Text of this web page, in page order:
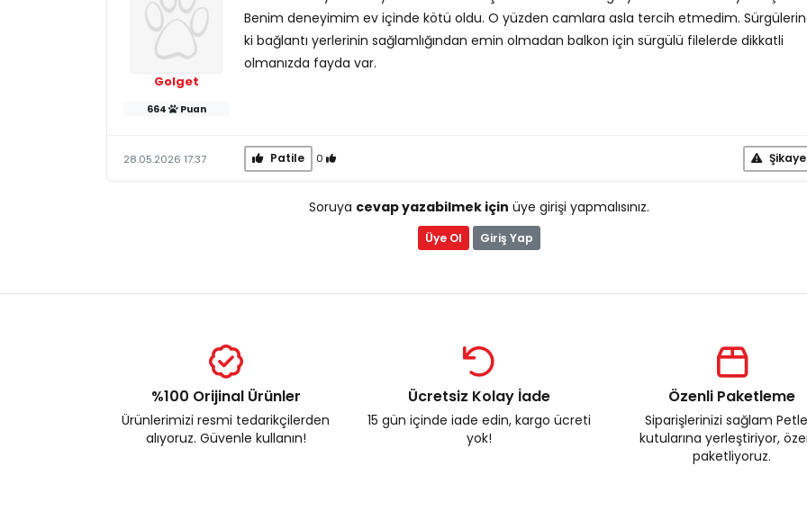
Golget
664 Puan
Benim deneyimim ev içinde kötü oldu. O yüzden camlara asla tercih etmedim.
ki bağlantı yerlerinin sağlamlığından emin olmadan balkon için sürgülü filelerde dikkatli
olmanızda fayda var.
28.05.2026 17:37 Patile 0
Soruya cevap yazabilmek için üye girişi yapmalısınız.
Üye Ol Giriş Yap
%100 Orijinal Ürünler
Ürünlerimizi resmi tedarikçilerden
alıyoruz. Güvenle kullanın!
Ücretsiz Kolay İade
15 gün içinde iade edin, kargo ücreti
yok!
Özenli Paketleme
Siparişlerinizi sağlam
kutularına yerleştiriyor,
paketliyoruz.